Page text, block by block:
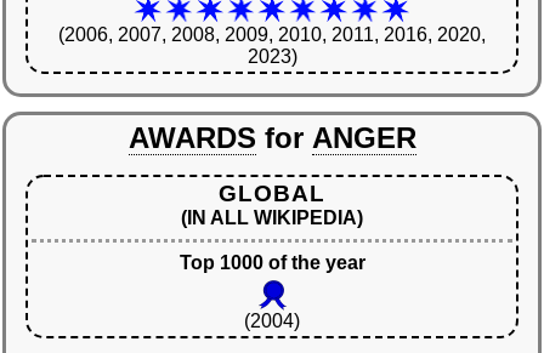
(2006, 2007, 2008, 2009, 2010, 2011, 2016, 2020,
2023)
AWARDS for ANGER
GLOBAL
(IN ALL WIKIPEDIA)
Top 1000 of the year
(2004)